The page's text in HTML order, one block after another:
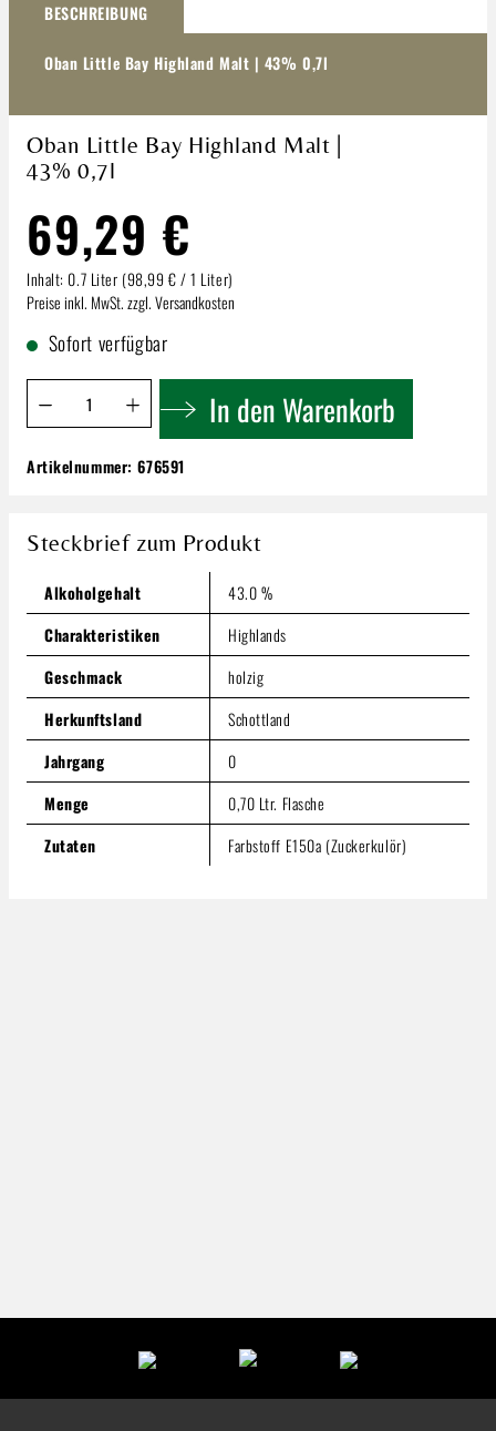
BESCHREIBUNG
Oban Little Bay Highland Malt | 43% 0,7l
Oban Little Bay Highland Malt |
43% 0,7l
69,29 €
Inhalt: 0.7 Liter (98,99 € / 1 Liter)
Preise inkl. MwSt. zzgl. Versandkosten
Sofort verfügbar
Produkt Anzahl: Gib den gewünschten Wert ein oder
In den Warenkorb
Oban Little Bay Highland Malt | 43% 0,7l
Inhalt:0.7 Liter (98,99 € / 1 Liter)
Preise inkl. MwSt. zzgl. Versandkosten
Produkt Anzahl: Gib den gewünschten Wert ein oder
In den Warenkorb
Artikelnummer:676591
Steckbrief zum Produkt
Alkoholgehalt
43.0 %
Charakteristiken
Highlands
Geschmack
holzig
Herkunftsland
Schottland
Jahrgang
0
Menge
0,70 Ltr. Flasche
Zutaten
Farbstoff E150a (Zuckerkulör)